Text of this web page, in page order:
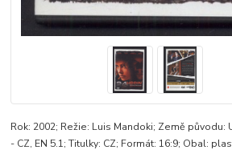
Rok: 2002; Režie: Luis Mandoki; Země původu:
- CZ, EN 5.1; Titulky: CZ; Formát: 16:9; Obal: